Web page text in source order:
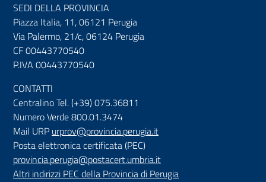
SEDI DELLA PROVINCIA
Piazza Italia, 11, 06121 Perugia
Via Palermo, 21/c, 06124 Perugia
CF 00443770540
P.IVA 00443770540
CONTATTI
Centralino Tel. (+39) 075.36811
Numero Verde 800.01.3474
Mail URP urprov@provincia.perugia.it
Posta elettronica certificata (PEC)
provincia.perugia@postacert.umbria.it
Altri indirizzi PEC della Provincia di Perugia